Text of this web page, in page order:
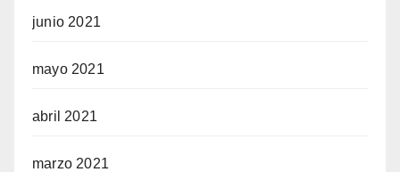
junio 2021
mayo 2021
abril 2021
marzo 2021